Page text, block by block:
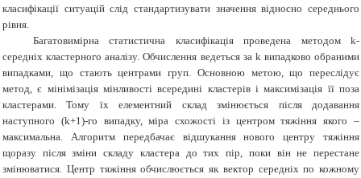
класифікації ситуацій слід стандартизувати значення відносно середнього
рівня.
Багатовимірна статистична класифікація проведена методом k-
середніх кластерного аналізу. Обчислення ведеться за k випадково обраними
випадками, що стають центрами груп. Основною метою, що переслідує
метод, є мінімізація мінливості всередині кластерів і максимізація її поза
кластерами. Тому їх елементний склад змінюється після додавання
наступного (k+1)-го випадку, міра схожості із центром тяжіння якого –
максимальна. Алгоритм передбачає відшукання нового центру тяжіння
щоразу після зміни складу кластера до тих пір, поки він не перестане
змінюватися. Центр тяжіння обчислюється як вектор середніх по кожному